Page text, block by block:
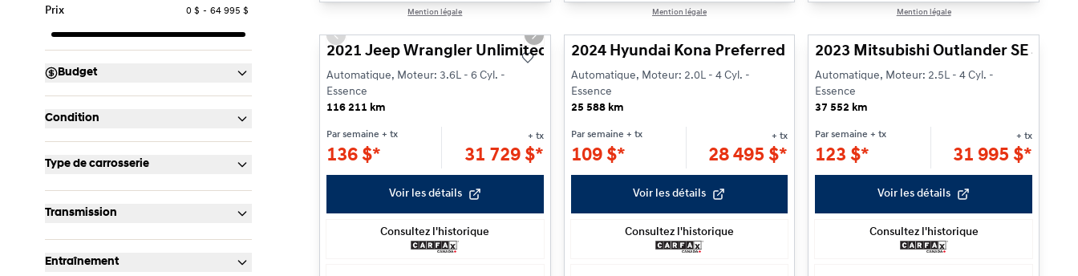
Prix 0 $ - 64 995 $
Budget
Condition
Type de carrosserie
Transmission
Entraînement
Mention légale Mention légale Mention légale
Previous slide Next slide
2021 Jeep Wrangler Unlimited Willys
Automatique, Moteur: 3.6L - 6 Cyl. -
Essence
116 211 km
Par semaine + tx
136 $*
+ tx
31 729 $*
Voir les détails
Consultez l'historique
2024 Hyundai Kona Preferred
Automatique, Moteur: 2.0L - 4 Cyl. -
Essence
25 588 km
Par semaine + tx
109 $*
+ tx
28 495$*
Voir les détails
Consultez l'historique
2023 Mitsubishi Outlander SE S-
Automatique, Moteur: 2.5L - 4 Cyl. -
Essence
37 552 km
Par semaine + tx
123$*
+ tx
31 995 $*
Voir les détails
Consultez l'historique